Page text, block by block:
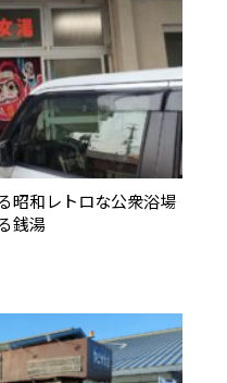
昭和レトロな公衆浴場
銭湯